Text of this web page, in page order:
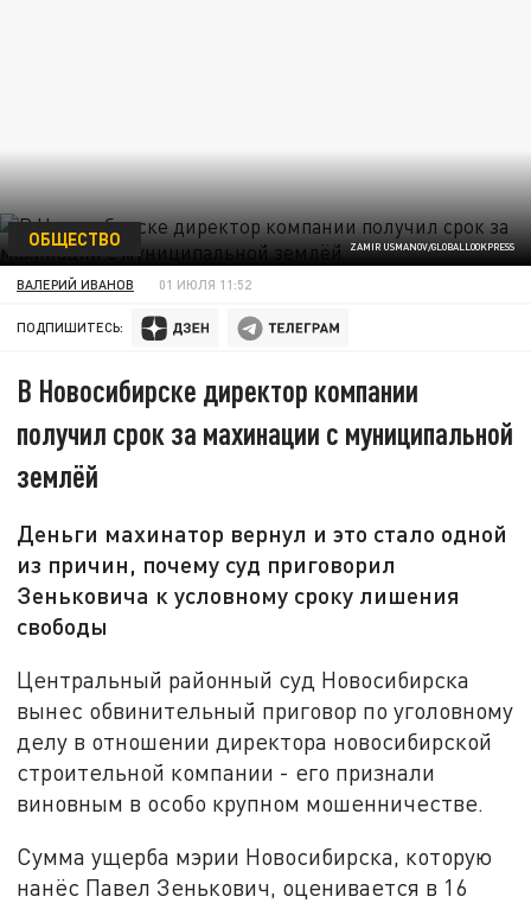
ZAMIR USMANOV/GLOBALLOOKPRESS
ОБЩЕСТВО
ВАЛЕРИЙ ИВАНОВ 01 ИЮЛЯ 11:52
ПОДПИШИТЕСЬ:
В Новосибирске директор компании
получил срок за махинации с муниципальной
землёй
Деньги махинатор вернул и это стало одной
из причин, почему суд приговорил
Зеньковича к условному сроку лишения
свободы
Центральный районный суд Новосибирска
вынес обвинительный приговор по уголовному
делу в отношении директора новосибирской
строительной компании - его признали
виновным в особо крупном мошенничестве.
Сумма ущерба мэрии Новосибирска, которую
нанёс Павел Зенькович, оценивается в 16